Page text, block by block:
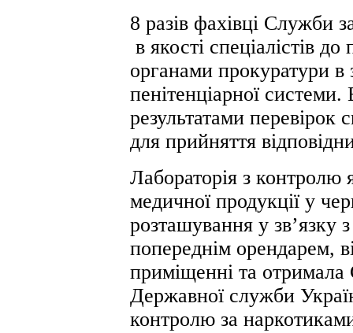
8 разів фахівці Служби
в якості спеціалістів
органами прокуратури в
пенітенціарної системи.
результатами перевірок
для прийняття
Лабораторія з контролю
медичної продукції у
розташування у зв’язку
попереднім орендарем,
приміщенні та отримала
Державної служби
контролю за